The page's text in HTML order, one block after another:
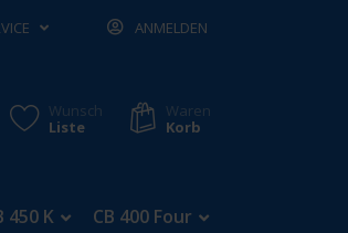
ANMELDEN
Wunsch
Liste
Waren
Korb
450 K CB 400 Four